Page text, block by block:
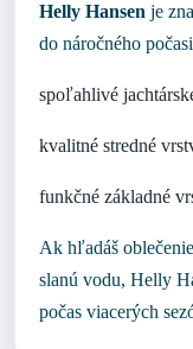
Helly Hansen je
do náročného
spoľahlivé
kvalitné stredné
funkčné základné
Ak hľadáš
slanú vodu, Helly
počas viacerých